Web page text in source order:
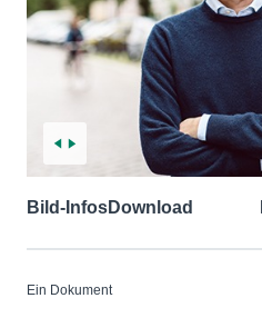
Bild-InfosDownload
Ein Dokument